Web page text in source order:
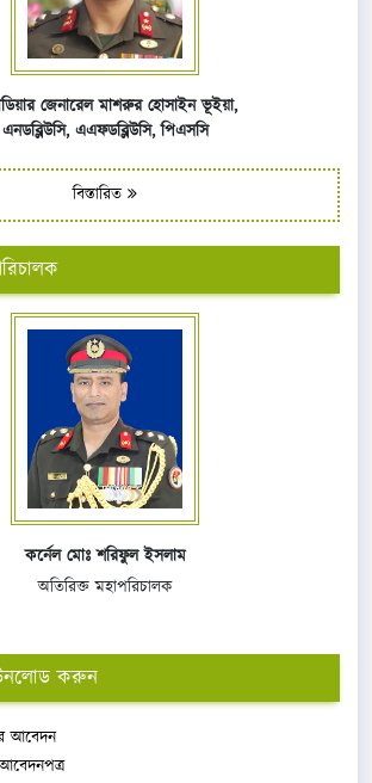
জেনারেল মাশরুর হোসাইন ভূইয়া,
এনডব্লিউসি, এএফডব্লিউসি,পিএসসি
বিস্তারিত
কর্নেল মোঃ শরিফুল ইসলাম
অতিরিক্ত মহাপরিচালক
করুন
আবেদন